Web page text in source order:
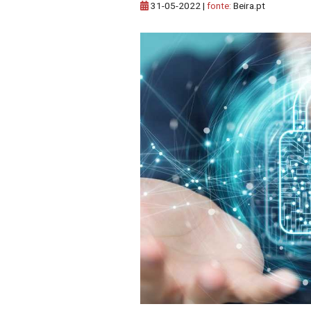
31-05-2022 | fonte: Beira.pt